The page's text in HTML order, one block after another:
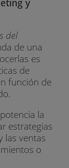
del
de una
es
de
función de
la
estrategias
las ventas
o